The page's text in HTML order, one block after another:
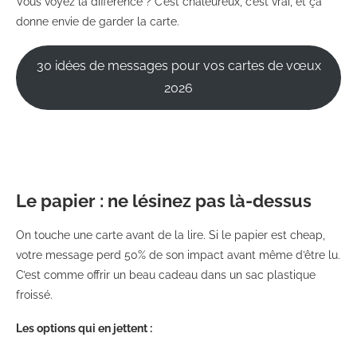
donne envie de garder la carte.
30 idées de messages pour vos cartes de vœux
2026
Le papier : ne lésinez pas là-dessus
On touche une carte avant de la lire. Si le papier est cheap,
votre message perd 50% de son impact avant même d’être lu.
C’est comme offrir un beau cadeau dans un sac plastique
froissé.
Les options qui en jettent :